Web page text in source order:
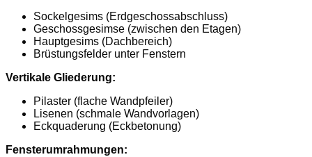
Sockelgesims (Erdgeschossabschluss)
Geschossgesimse (zwischen den Etagen)
Hauptgesims (Dachbereich)
Brüstungsfelder unter Fenstern
Vertikale Gliederung:
Pilaster (flache Wandpfeiler)
Lisenen (schmale Wandvorlagen)
Eckquaderung (Eckbetonung)
Fensterumrahmungen: